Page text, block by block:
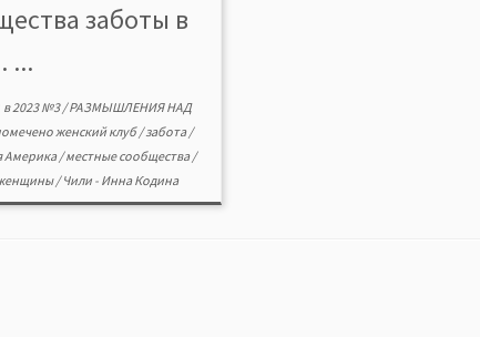
заботы в
...
в2023 №3/РАЗМЫШЛЕНИЯ НАД
женский клуб/забота/
Америка/местные сообщества/
/Чили - Инна Кодина